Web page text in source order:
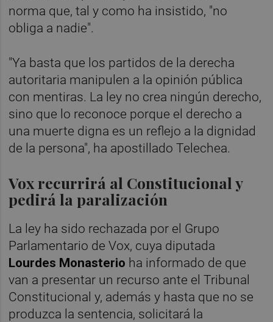
norma que, tal y como ha insistido, "no
obliga a nadie".
"Ya basta que los partidos de la derecha
autoritaria manipulen a la opinión pública
con mentiras. La ley no crea ningún derecho,
sino que lo reconoce porque el derecho a
una muerte digna es un reflejo a la dignidad
de la persona", ha apostillado Telechea.
Vox recurrirá al Constitucional y
pedirá la paralización
La ley ha sido rechazada por el Grupo
Parlamentario de Vox, cuya diputada
Lourdes Monasterio ha informado de que
van a presentar un recurso ante el Tribunal
Constitucional y, además y hasta que no se
produzca la sentencia, solicitará la